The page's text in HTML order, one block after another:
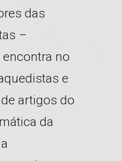
das
–
no
e
artigos do
da